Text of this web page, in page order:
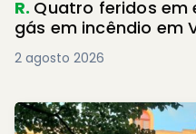
R. Quatro feridos em
gás em incêndio em
2 agosto 2026